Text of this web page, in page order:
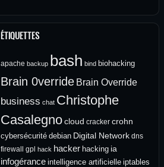
ÉTIQUETTES
apache backup bash bind biohacking
Brain 0verride Brain Override
business chat Christophe
Casalegnocloud cracker crohn
cybersécurité debian Digital Network dns
firewall
gpl hack hacker hacking ia
infogérance intelligence artificielle iptables